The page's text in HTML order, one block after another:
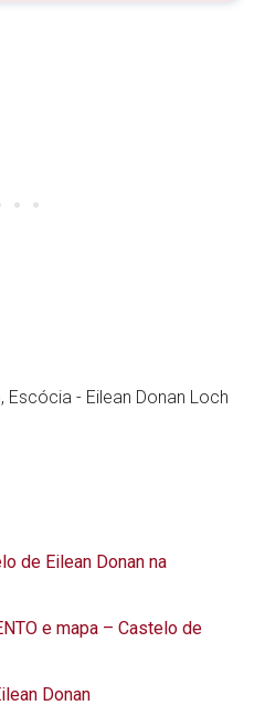
de Eilean Donan na
e mapa – Castelo de
Donan